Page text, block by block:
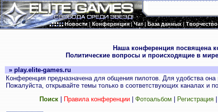
Новости|Конференция|Чат|База данных|Творчество
Наша конференция посвящена
Политические вопросы и происходящие в
» play.elite-games.ru
Конференция предназначена для общения пилотов. Для удобства
Пожалуйста, открывайте темы только в соответствующих каналах и
Поиск| Правила конференции| Фотоальбом Регистрация